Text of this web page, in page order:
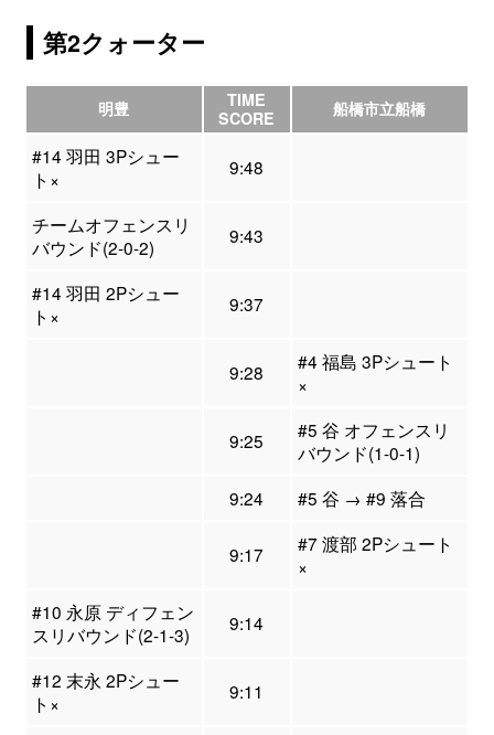
第2クォーター
明豊
TIME
SCORE
船橋市立船橋
#14 羽田 3Pシュー
ト×
9:48
チームオフェンスリ
バウンド(2-0-2)
9:43
#14 羽田 2Pシュー
ト×
9:37
9:28
#4 福島 3Pシュート
×
9:25
#5 谷 オフェンスリ
バウンド(1-0-1)
9:24
#5 谷 → #9 落合
9:17
#7 渡部 2Pシュート
×
#10 永原 ディフェン
スリバウンド(2-1-3)
9:14
#12 末永 2Pシュー
ト×
9:11